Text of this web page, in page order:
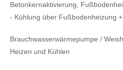
Betonkernaktivierung,
- Kühlung über Fußbodenheizung
Brauchwasserwärmepumpe /
Heizen und Kühlen